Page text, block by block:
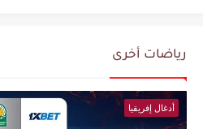
رياضات أخرى
أدغال إفريقيا